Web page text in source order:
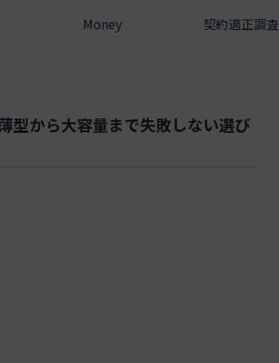
Money 契約適正調査
型から大容量まで失敗しない選び